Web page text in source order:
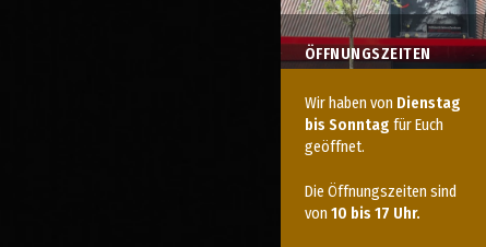
ÖFFNUNGSZEITEN
Wir haben von Dienstag
bis Sonntag für Euch
geöffnet.
Die Öffnungszeiten sind
von 10 bis 17 Uhr.